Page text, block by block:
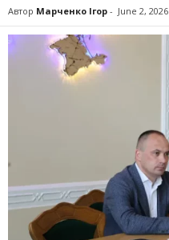
Автор Марченко Ігор - June 2, 2026